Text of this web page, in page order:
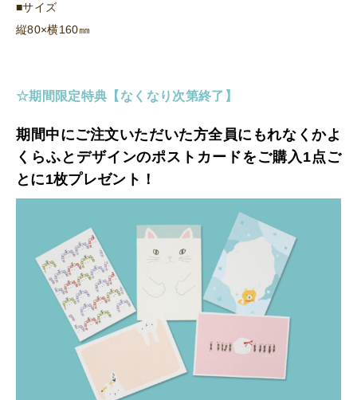
■サイズ
縦80×横160㎜
☆期間限定特典【なくなり次第終了 】
期間中にご注文いただいた方全員にもれなくかよ
くらふとデザインのポストカードをご購入1点ご
とに1枚プレゼント！